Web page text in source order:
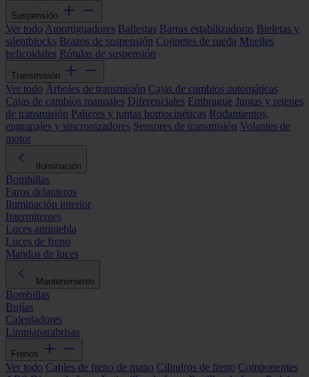
Suspensión
Ver todo Amortiguadores Ballestas Barras estabilizadoras Bieletas y
silentblocks Brazos de suspensión Cojinetes de rueda Muelles
helicoidales Rótulas de suspensión
Transmisión
Ver todo Árboles de transmisión Cajas de cambios automáticas
Cajas de cambios manuales Diferenciales Embrague Juntas y retenes
de transmisión Palieres y juntas homocinéticas Rodamientos,
engranajes y sincronizadores Sensores de transmisión Volantes de
motor
Iluminación
Bombillas
Faros delanteros
Iluminación interior
Intermitentes
Luces antiniebla
Luces de freno
Mandos de luces
Mantenimiento
Bombillas
Bujías
Calentadores
Limpiaparabrisas
Frenos
Ver todo Cables de freno de mano Cilindros de freno Componentes